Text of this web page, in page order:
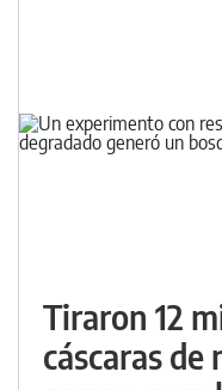
Tiraron 12
cáscaras de